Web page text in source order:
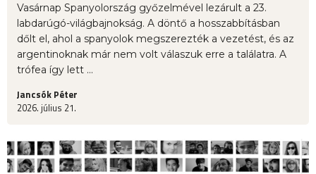
Vasárnap Spanyolország győzelmével lezárult a 23.
labdarúgó-világbajnokság. A döntő a hosszabbításban
dőlt el, ahol a spanyolok megszerezték a vezetést, és az
argentinoknak már nem volt válaszuk erre a találatra. A
trófea így lett ...
Jancsók Péter
2026. július 21.